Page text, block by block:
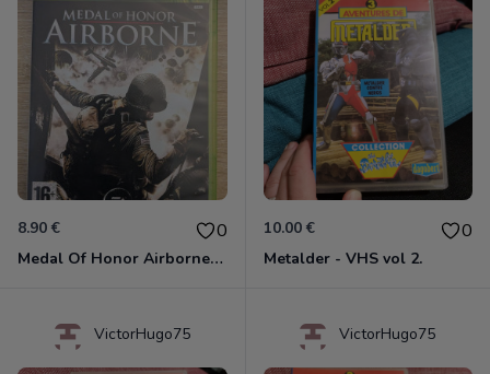
8.90 € 0
Medal Of Honor Airborne Xbox 360
10.00 € 0
Metalder - VHS vol 2.
VictorHugo75 VictorHugo75